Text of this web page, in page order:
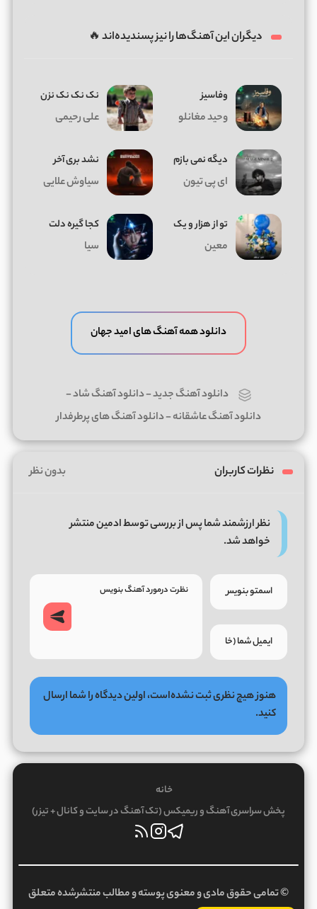
دیگران این آهنگ‌ها را نیز پسندیده‌اند 🔥
وفاسیز
وحید مغانلو
نک نک نک نزن
علی رحیمی
دیگه نمی بازم
ای پی تیون
نشد بری آخر
سیاوش علایی
تو از هزار و یک
معین
کجا گیره دلت
سیا
دانلود همه آهنگ های امید جهان
دانلود آهنگ جدید-دانلود آهنگ شاد-
دانلود آهنگ عاشقانه-دانلود آهنگ های پرطرفدار
نظرات کاربران بدون نظر
نظر ارزشمند شما پس از بررسی توسط ادمین منتشر
خواهد شد.
هنوز هیچ نظری ثبت نشده‌است، اولین دیدگاه را شما ارسال
کنید.
خانه
پخش سراسری آهنگ و ریمیکس (تک آهنگ در سایت و کانال + تیزر)
© تمامی حقوق مادی و معنوی پوسته و مطالب منتشرشده متعلق